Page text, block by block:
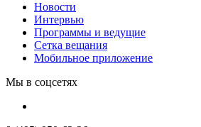
Новости
Интервью
Программы и ведущие
Сетка вещания
Мобильное приложение
Мы в соцсетях